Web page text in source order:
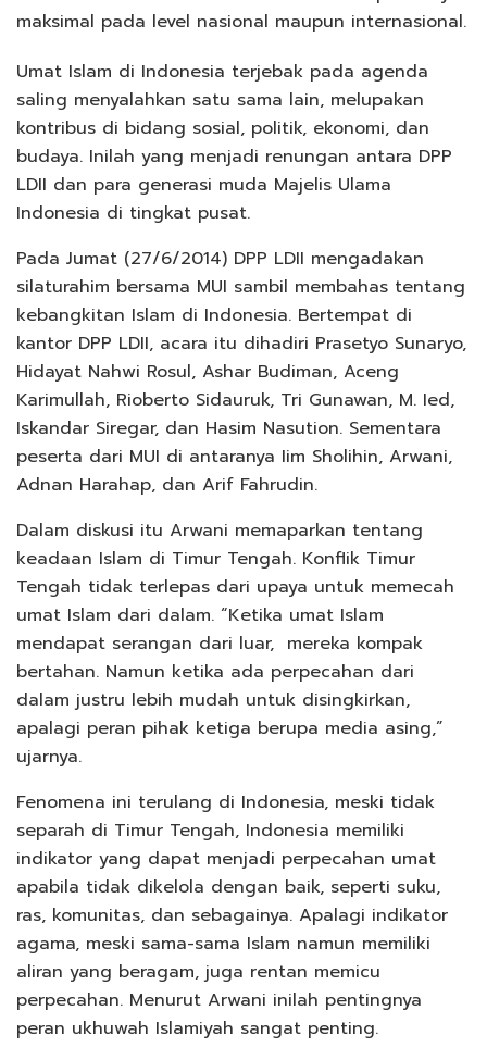
maksimal pada level nasional maupun internasional.
Umat Islam di Indonesia terjebak pada agenda
saling menyalahkan satu sama lain, melupakan
kontribus di bidang sosial, politik, ekonomi, dan
budaya. Inilah yang menjadi renungan antara DPP
LDII dan para generasi muda Majelis Ulama
Indonesia di tingkat pusat.
Pada Jumat (27/6/2014) DPP LDII mengadakan
silaturahim bersama MUI sambil membahas tentang
kebangkitan Islam di Indonesia. Bertempat di
kantor DPP LDII, acara itu dihadiri Prasetyo Sunaryo,
Hidayat Nahwi Rosul, Ashar Budiman, Aceng
Karimullah, Rioberto Sidauruk, Tri Gunawan, M. Ied,
Iskandar Siregar, dan Hasim Nasution. Sementara
peserta dari MUI di antaranya Iim Sholihin, Arwani,
Adnan Harahap, dan Arif Fahrudin.
Dalam diskusi itu Arwani memaparkan tentang
keadaan Islam di Timur Tengah. Konflik Timur
Tengah tidak terlepas dari upaya untuk memecah
umat Islam dari dalam. “Ketika umat Islam
mendapat serangan dari luar, mereka kompak
bertahan. Namun ketika ada perpecahan dari
dalam justru lebih mudah untuk disingkirkan,
apalagi peran pihak ketiga berupa media asing,”
ujarnya.
Fenomena ini terulang di Indonesia, meski tidak
separah di Timur Tengah, Indonesia memiliki
indikator yang dapat menjadi perpecahan umat
apabila tidak dikelola dengan baik, seperti suku,
ras, komunitas, dan sebagainya. Apalagi indikator
agama, meski sama-sama Islam namun memiliki
aliran yang beragam, juga rentan memicu
perpecahan. Menurut Arwani inilah pentingnya
peran ukhuwah Islamiyah sangat penting.